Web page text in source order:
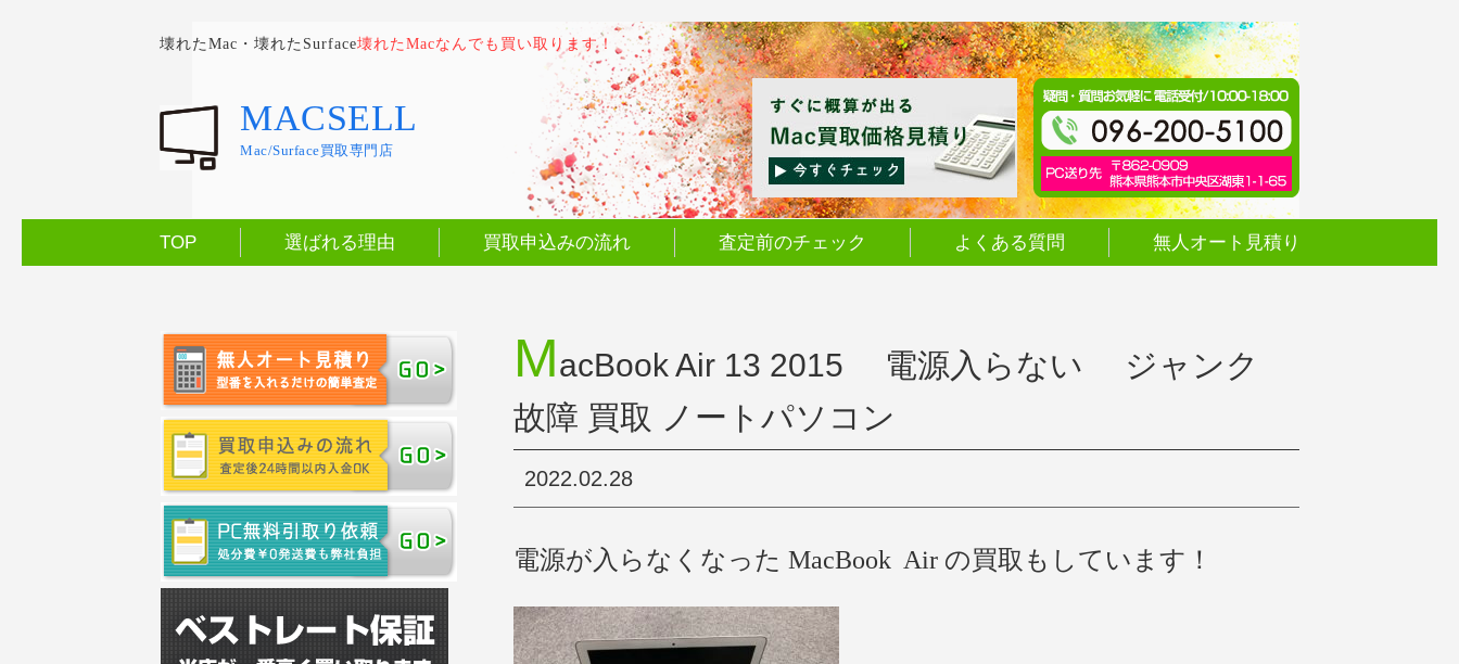
壊れたMac・壊れたSurface壊れたMacなんでも買い取ります！
MACSELL
Mac/Surface買取専門店
TOP 選ばれる理由 買取申込みの流れ 査定前のチェック よくある質問 無人オート見積り
MacBook Air 13 2015 電源入らない ジャンク
故障 買取 ノートパソコン
2022.02.28
電源が入らなくなった MacBook Air の買取もしています！